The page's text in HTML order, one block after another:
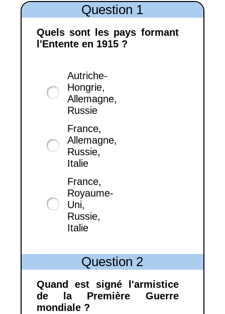
Question 1
Quels sont les pays formant
l'Entente en 1915 ?
Autriche-
Hongrie,
Allemagne,
Russie
France,
Allemagne,
Russie,
Italie
France,
Royaume-
Uni,
Russie,
Italie
Question 2
Quand est signé l'armistice
de la Première Guerre
mondiale ?